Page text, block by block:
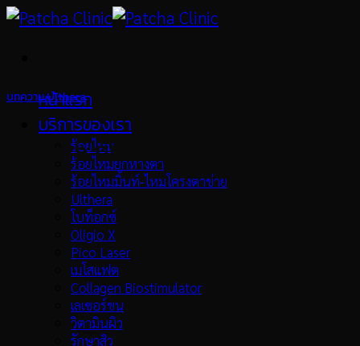
Skip
หน้าแรก
บริการของเรา
ร้อยไหม
ร้อยไหมยกหางตา
ร้อยไหมมิ้นท์-ไหมโครงตาข่าย
Ulthera
โบท็อกซ์
Oligio X
Pico Laser
เมโสแฟต
Collagen Biostimulator
เลเซอร์ขน
วิตามินผิว
รักษาสิว
บทความ Ulthera
Ulthera กับ Ultraformer ต่างกัน